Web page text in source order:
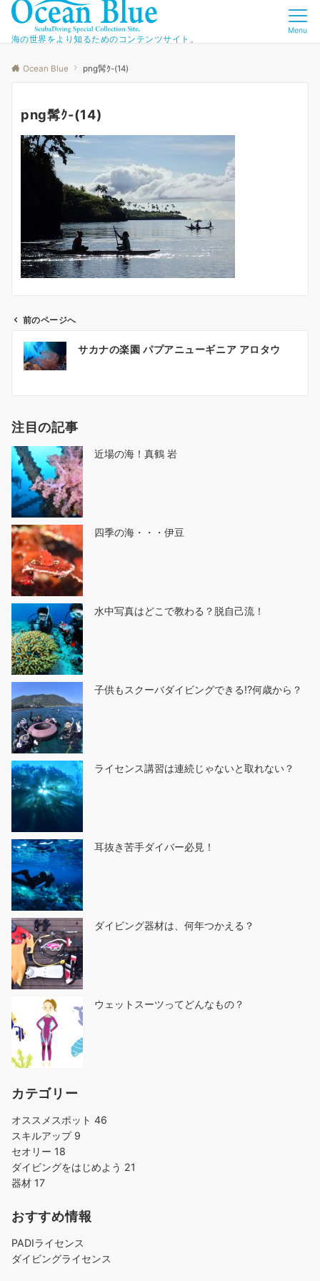
海の世界をより知るためのコンテンツサイト。
Menu
Ocean Blue png髯ｸ-(14)
png髯ｸ-(14)
ビ
ー
シ
ョ
ン
前のページへ
サカナの楽園 パプアニューギニア アロタウ
注目の記事
近場の海！真鶴 岩
四季の海・・・伊豆
水中写真はどこで教わる？脱自己流！
子供もスクーバダイビングできる!?何歳から？
ライセンス講習は連続じゃないと取れない？
耳抜き苦手ダイバー必見！
ダイビング器材は、何年つかえる？
ウェットスーツってどんなもの？
カテゴリー
オススメスポット 46
スキルアップ 9
セオリー 18
ダイビングをはじめよう 21
器材 17
おすすめ情報
PADIライセンス
ダイビングライセンス